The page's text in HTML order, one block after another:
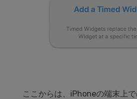
ここからは、iPhoneの端末上